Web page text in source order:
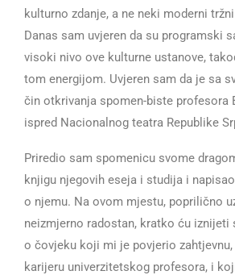
kulturno zdanje, a ne neki moderni
Danas sam uvjeren da su programski
visoki nivo ove kulturne ustanove,
tom energijom. Uvjeren sam da je sa
čin otkrivanja spomen-biste profesora
ispred Nacionalnog teatra Republike
Priredio sam spomenicu svome
knjigu njegovih eseja i studija i
o njemu. Na ovom mjestu, poprilično
neizmjerno radostan, kratko ću iznijeti
o čovjeku koji mi je povjerio
karijeru univerzitetskog profesora, i